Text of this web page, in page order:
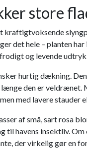
store
det hele – planten
og levende udtryk
hurtig dækning.
den er
med lavere
af små, sart rosa
havens insektliv.
der virkelig gør en